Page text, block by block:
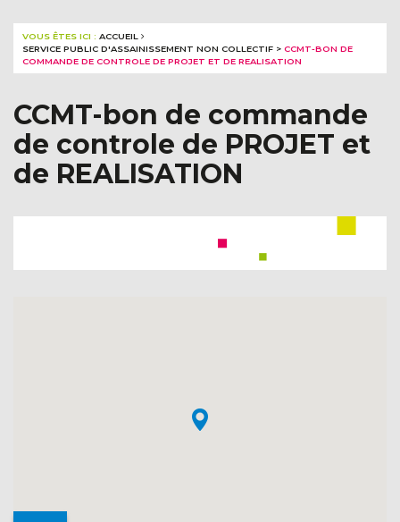
VOUS ÊTES ICI : ACCUEIL
SERVICE PUBLIC D'ASSAINISSEMENT NON COLLECTIF > CCMT-BON DE
COMMANDE DE CONTROLE DE PROJET ET DE REALISATION
CCMT-bon de commande
de controle de PROJET et
de REALISATION